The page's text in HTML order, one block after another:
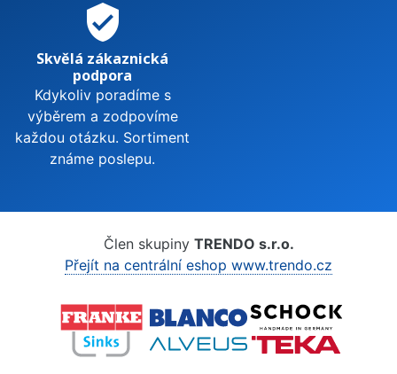
verified_user
Skvělá zákaznická
podpora
Kdykoliv poradíme s
výběrem a zodpovíme
každou otázku. Sortiment
známe poslepu.
Člen skupiny TRENDO s.r.o.
Přejít na centrální eshop www.trendo.cz